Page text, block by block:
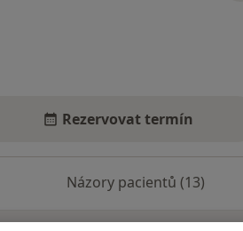
Rezervovat termín
Názory pacientů (13)